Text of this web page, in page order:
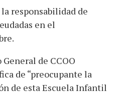
responsabilidad de
en el
de CCOO
de “preocupante la
de esta Escuela Infantil